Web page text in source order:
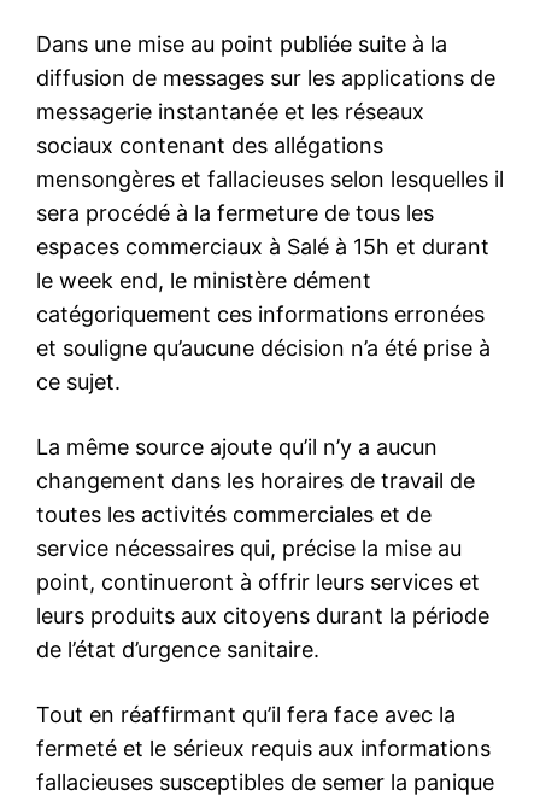
Dans une mise au point publiée suite à la
diffusion de messages sur les applications de
messagerie instantanée et les réseaux
sociaux contenant des allégations
mensongères et fallacieuses selon lesquelles il
sera procédé à la fermeture de tous les
espaces commerciaux à Salé à 15h et durant
le week end, le ministère dément
catégoriquement ces informations erronées
et souligne qu’aucune décision n’a été prise à
ce sujet.
La même source ajoute qu’il n’y a aucun
changement dans les horaires de travail de
toutes les activités commerciales et de
service nécessaires qui, précise la mise au
point, continueront à offrir leurs services et
leurs produits aux citoyens durant la période
de l’état d’urgence sanitaire.
Tout en réaffirmant qu’il fera face avec la
fermeté et le sérieux requis aux informations
fallacieuses susceptibles de semer la panique